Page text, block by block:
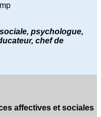
psychologue,
chef de
affectives et sociales